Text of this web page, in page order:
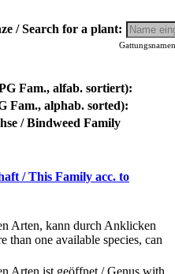
/ Search for a plant:
Fam., alfab. sortiert):
Fam., alphab. sorted):
/ Bindweed Family
/ This Family acc. to
Arten, kann durch Anklicken
than one available species, can
Arten ist geöffnet / Genus with